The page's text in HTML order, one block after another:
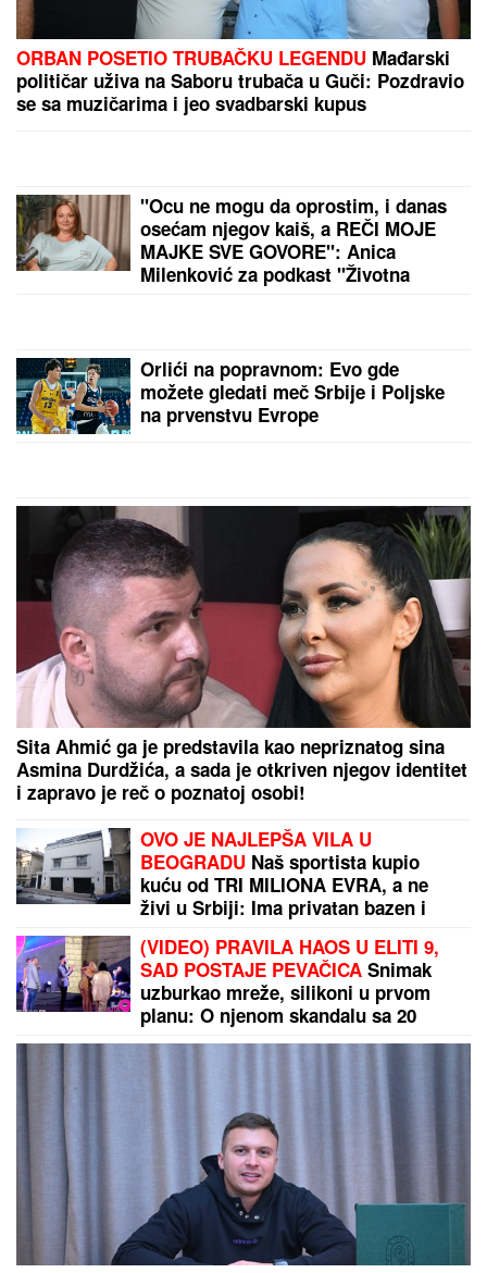
CECA RAŽNATOVIĆ U MOĆNOJ KORSET HALJINI, A
ŠLIC DO KUKA Uklubu raspametila sve! Izula se, pa
(VIDEO) MILENA KAČAVENDA U
PROVODU SA SINOMOn izgleda kao
maneken, a ona u dugoj haljini sa
DŽEJEVA NAJVEĆA LJUBAV DANAS
PROSLAVLJA ROĐENDAN
ORBAN POSETIO TRUBAČKU LEGENDUMađarski
političar uživa na Saboru trubača u Guči: Pozdravio
se sa muzičarima i jeo svadbarski kupus
"Ocu ne mogu da oprostim, i danas
osećam njegov kaiš, a REČI MOJE
MAJKE SVE GOVORE": Anica
Milenković za podkast "Životna
priča" o bolnom odrastanju
možete gledati meč Srbije i Poljske
na prvenstvu Evrope